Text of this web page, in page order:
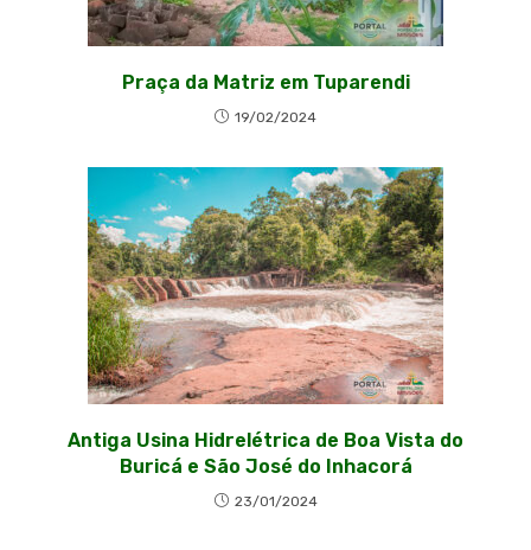
Praça da Matriz em Tuparendi
19/02/2024
Antiga Usina Hidrelétrica de Boa Vista do
Buricá e São José do Inhacorá
23/01/2024